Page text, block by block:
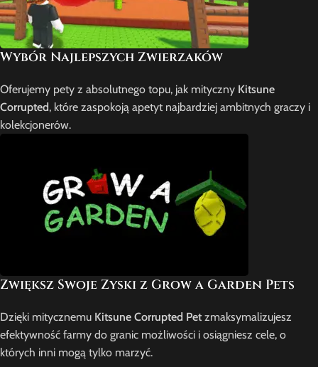
Wybór Najlepszych Zwierzaków
Oferujemy pety z absolutnego topu, jak mityczny Kitsune
Corrupted, które zaspokoją apetyt najbardziej ambitnych graczy i
kolekcjonerów.
Zwiększ Swoje Zyski z Grow a Garden Pets
Dzięki mitycznemu Kitsune Corrupted Petzmaksymalizujesz
efektywność farmy do granic możliwości i osiągniesz cele, o
których inni mogą tylko marzyć.